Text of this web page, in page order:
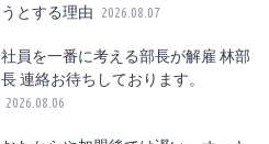
うとする理由
2026.08.07
社員を一番に考える部長が解雇 林部
長 連絡お待ちしております。
2026.08.06